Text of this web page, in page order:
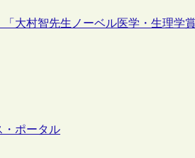
大村智先生ノーベル医学・生理学
・ポータル